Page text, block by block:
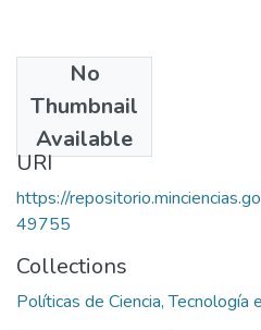
No
Thumbnail
Available
1989
URI
https://
49755
Collections
Políticas de Ciencia, Tecnología